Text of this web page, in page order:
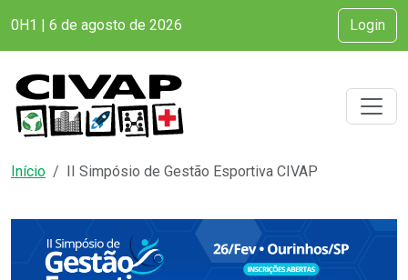
0H1 | 6 de agosto de 2026 Login
Início II Simpósio de Gestão Esportiva CIVAP